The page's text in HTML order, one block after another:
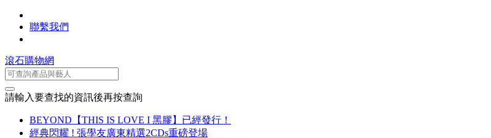
聯繫我們
滾石購物網
請輸入要查找的資訊後再按查詢
BEYOND【THIS IS LOVE I 黑膠】已經發行！
經典閃耀 ! 張學友廣東精選2CDs重磅登場